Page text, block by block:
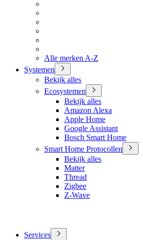
Alle merken A-Z
Systemen
Bekijk alles
Ecosystemen
Bekijk alles
Amazon Alexa
Apple Home
Google Assistant
Bosch Smart Home
Smart Home Protocollen
Bekijk alles
Matter
Thread
Zigbee
Z-Wave
Services